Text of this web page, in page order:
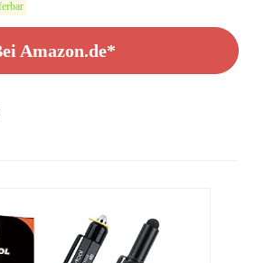
Amazon.de*